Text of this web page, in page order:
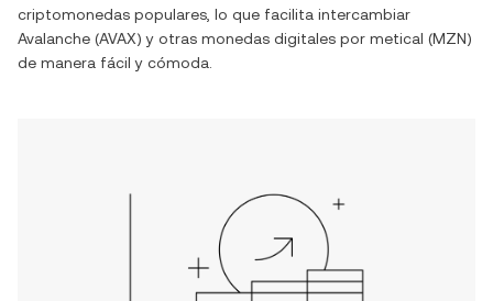
criptomonedas populares, lo que facilita intercambiar
Avalanche (AVAX) y otras monedas digitales por metical (MZN)
de manera fácil y cómoda.